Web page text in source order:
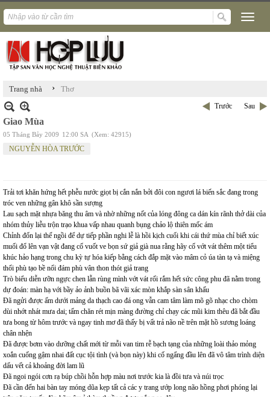
Trang nhà › Thơ
Trước Sau
Giao Mùa
05 Tháng Bảy 2009 12:00 SA (Xem: 42915)
NGUYỄN HÒA TRƯỚC
Trải tơi khăn hứng hết phễu nước giọt bị cắn nắn bởi đôi con ngươi lá biến sắc đang trong
tróc ven những gân khô sần sượng
Lau sạch mặt nhựa băng thu âm và nhờ những nốt của lóng đông ca dán kín rãnh thở dài của
nhóm thủy liễu trộn trạo khua vấp nhau quanh bụng chảo lộ thiên mốc ám
Chỉnh đốn lại thế ngồi để dự tiếp phần nghi lễ là hồi kịch cuối khi cái thứ mùa chỉ biết xúc
muối đổ lên vạn vật đang cố vuốt ve bọn sứ giả già nua rằng hãy cố vớt vát thêm một tiểu
khúc hảo hạng trong chu kỳ tự hóa kiếp bằng cách đắp mặt vào mâm cỏ úa tàn tạ và miệng
thổi phù tạo bề nổi đám phù vân thon thót giả trang
Trò biểu diễn ưỡn ngực chen lẫn rùng mình vớt vát rối rắm hết sức công phu đã nằm trong
dự đoán: màn hạ với bầy ảo ảnh buồn bã vãi xác mòn khắp sàn sân khấu
Đã ngửi được ấm dưới mảng da thạch cao đá ong vẫn cam tâm làm mõ gõ nhạc cho chòm
dùi nhớt nhát mưa dai; tấm chăn rét mịn màng đường chỉ chạy các mũi kim thêu đã bắt đầu
tưa bong từ hôm trước và ngay tinh mơ đã thấy bị vất trả não nề trên mặt hồ sương loáng
chân nhện
Đã được bơm vào dưỡng chất mới từ mỗi van tim rễ bạch tạng của những loài thảo mỏng
xoắn cuống gậm nhai đất cục tội tình (và bọn này) khi cố ngẩng đầu lên đã vô tâm trình diện
dấu vết cả khoảng đời lam lũ
Đã ngoi ngói cơn rạ búp chồi hỗn hợp màu nơi trước kia là đồi tưa và núi trọc
Đã cần đến hai bàn tay móng dũa kẹp tất cả các y trang ướp long não hồng phơi phóng lại